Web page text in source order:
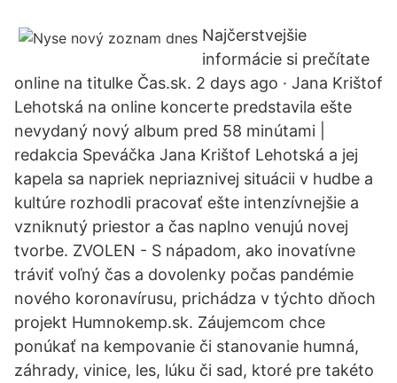
Najčerstvejšie
informácie si prečítate
online na titulke Čas.sk. 2 days ago · Jana Krištof
Lehotská na online koncerte predstavila ešte
nevydaný nový album pred 58 minútami |
redakcia Speváčka Jana Krištof Lehotská a jej
kapela sa napriek nepriaznivej situácii v hudbe a
kultúre rozhodli pracovať ešte intenzívnejšie a
vzniknutý priestor a čas naplno venujú novej
tvorbe. ZVOLEN - S nápadom, ako inovatívne
tráviť voľný čas a dovolenky počas pandémie
nového koronavírusu, prichádza v týchto dňoch
projekt Humnokemp.sk. Záujemcom chce
ponúkať na kempovanie či stanovanie humná,
záhrady, vinice, les, lúku či sad, ktoré pre takéto